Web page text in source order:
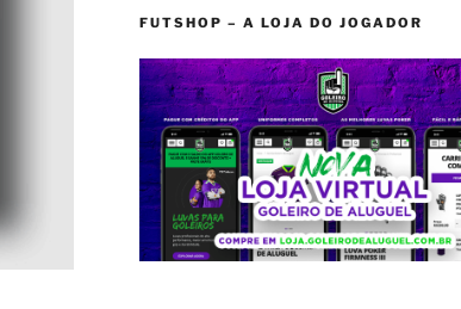
FUTSHOP – A LOJA DO JOGADOR